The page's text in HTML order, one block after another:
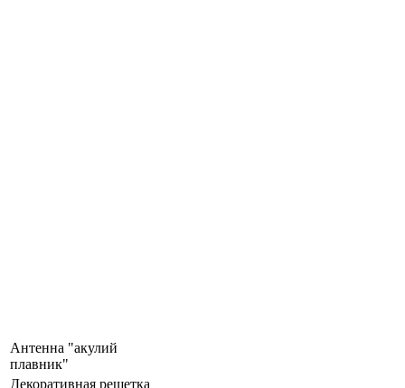
Антенна "акулий
плавник"
Декоративная решетка